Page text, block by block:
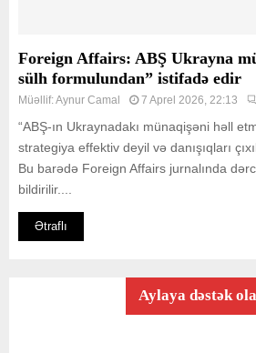
Foreign Affairs: ABŞ Ukrayna
sülh formulundan” istifadə edir
Müəllif:Aynur Camal 7 Aprel 2026, 22:13
“ABŞ-ın Ukraynadakı münaqişəni həll
strategiya effektiv deyil və danışıqları
Bu barədə Foreign Affairs jurnalında
bildirilir....
Ətraflı
Aylaya dəstək